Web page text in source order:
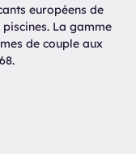
européens de
La gamme
de couple aux